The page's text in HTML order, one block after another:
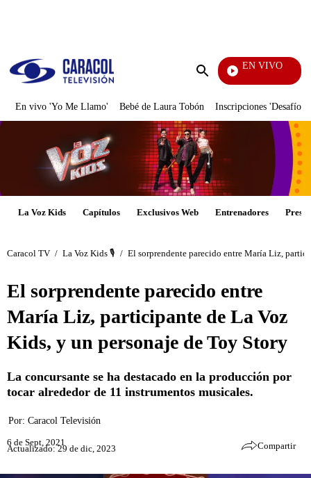
Enviar
EN VIVO
En vivo 'Yo Me Llamo' Bebé de Laura Tobón Inscripciones 'Desafío'
La Voz Kids Capítulos Exclusivos Web Entrenadores
Caracol TV / La Voz Kids 🎙️ / El sorprendente parecido entre María Liz,
El sorprendente parecido entre
María Liz, participante de La Voz
Kids, y un personaje de Toy Story
La concursante se ha destacado en la producción por
tocar alrededor de 11 instrumentos musicales.
Por: Caracol Televisión
6 de Sept, 2021
Actualizado: 29 de dic, 2023 Compartir